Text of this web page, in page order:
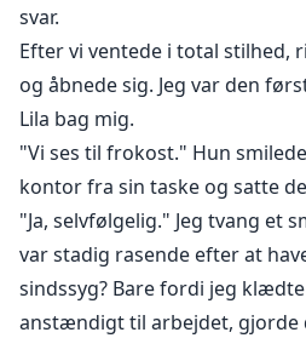
svar.
Efter vi ventede i total stilhed,
og åbnede sig. Jeg var den
Lila bag mig.
"Vi ses til frokost." Hun
kontor fra sin taske og satte
"Ja, selvfølgelig." Jeg tvang et
var stadig rasende efter at
sindssyg? Bare fordi jeg
anstændigt til arbejdet,